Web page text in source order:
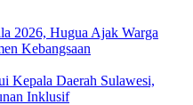
2026, Hugua Ajak Warga
Kebangsaan
Kepala Daerah Sulawesi,
Inklusif